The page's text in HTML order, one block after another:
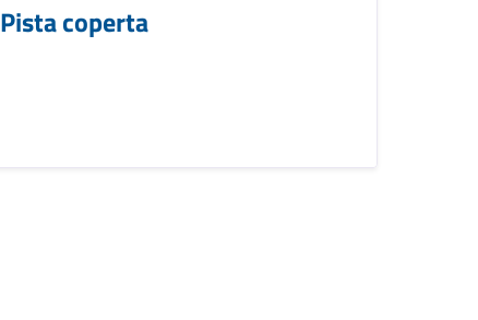
Pista coperta